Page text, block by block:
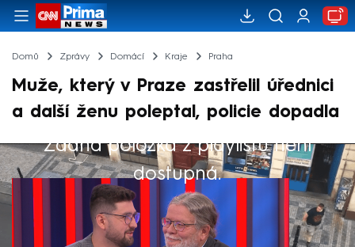
Domů Zprávy Domácí Kraje Praha
Muže, který v Praze zastřelil úřednici
a další ženu poleptal, policie dopadla
Žádná položka z playlistu není
dostupná.
Výběr redakce